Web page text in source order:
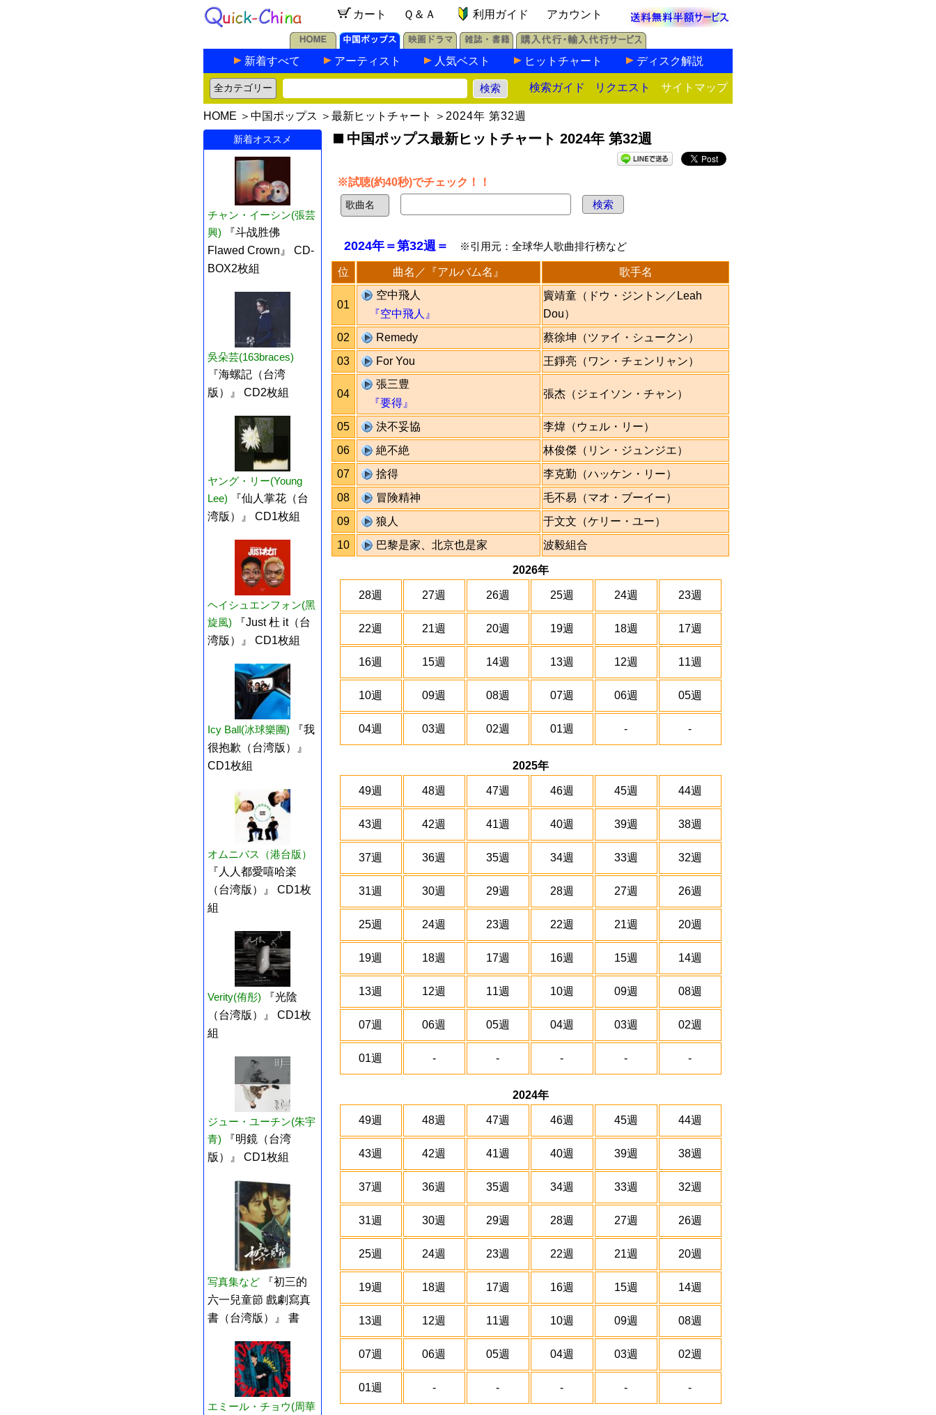
カート Ｑ＆Ａ 利用ガイド アカウント
新着すべて アーティスト 人気ベスト ヒットチャート ディスク解説
検索ガイド リクエスト サイトマップ
HOME ＞ 中国ポップス ＞ 最新ヒットチャート ＞ 2024年 第32週
新着オススメ
チャン・イーシン(張芸
興)
『斗战胜佛
Flawed Crown』 CD-
BOX2枚組
吳朵芸(163braces)
『海螺記（台湾
版）』 CD2枚組
ヤング・リー(Young
Lee)
『仙人掌花（台
湾版）』 CD1枚組
ヘイシュエンフォン(黑
旋風)
『Just 杜 it（台
湾版）』 CD1枚組
Icy Ball(冰球樂團)
『我
很抱歉（台湾版）』
CD1枚組
オムニバス（港台版）
『人人都愛嘻哈楽
（台湾版）』 CD1枚
組
Verity(侑彤)
『光陰
（台湾版）』 CD1枚
組
ジュー・ユーチン(朱宇
青)
『明鏡（台湾
版）』 CD1枚組
写真集など
『初三的
六一兒童節 戲劇寫真
書（台湾版）』 書
エミール・チョウ(周華
中国ポップス最新ヒットチャート 2024年 第32週
※試聴(約40秒)でチェック！！
2024年＝第32週＝ ※引用元：全球华人歌曲排行榜など
位 曲名／『アルバム名』 歌手名
01
空中飛人
『空中飛人』
竇靖童（ドウ・ジントン／Leah
Dou）
02
Remedy
蔡徐坤（ツァイ・シュークン）
03
For You 王錚亮（ワン・チェンリャン）
04
張三豊
『要得』
張杰（ジェイソン・チャン）
05 決不妥協
李煒（ウェル・リー）
06
絶不絶
林俊傑（リン・ジュンジエ）
07
捨得
李克勤（ハッケン・リー）
08
冒険精神
毛不易（マオ・ブーイー）
09
狼人
于文文（ケリー・ユー）
10
巴黎是家、北京也是家 波毅組合
2026年
28週 27週 26週 25週 24週 23週
22週 21週 20週 19週 18週 17週
16週 15週 14週 13週 12週 11週
10週 09週 08週 07週 06週 05週
04週 03週 02週 01週 - -
2025年
49週 48週 47週 46週 45週 44週
43週 42週 41週 40週 39週 38週
37週 36週 35週 34週 33週 32週
31週 30週 29週 28週 27週 26週
25週 24週 23週 22週 21週 20週
19週 18週 17週 16週 15週 14週
13週 12週 11週 10週 09週 08週
07週 06週 05週 04週 03週 02週
01週 - - - - -
2024年
49週 48週 47週 46週 45週 44週
43週 42週 41週 40週 39週 38週
37週 36週 35週 34週 33週 32週
31週 30週 29週 28週 27週 26週
25週 24週 23週 22週 21週 20週
19週 18週 17週 16週 15週 14週
13週 12週 11週 10週 09週 08週
07週 06週 05週 04週 03週 02週
01週 - - - - -